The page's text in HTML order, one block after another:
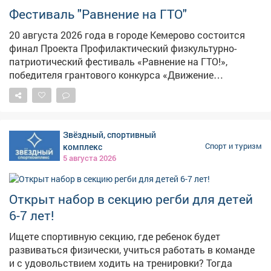
Фестиваль "Равнение на ГТО"
20 августа 2026 года в городе Кемерово состоится
финал Проекта Профилактический физкультурно-
патриотический фестиваль «Равнение на ГТО!»,
победителя грантового конкурса «Движение
Первых-2026». В мероприятии примут участие
победители муниципального этапа проектной
Кузбасса. Состав команды 6 человек, 3 участника из
числа несовершеннолетних, состоящих на различного
вида профилактических учетов и 3 участника из числа
объединений. Фестиваль начнётся с инструктажа и
разминки с участием Талисманов ГТО. Торжественное
открытие мероприятия станет настоящим
праздником единения и гордости за нашу Родину.
Затем команды примут участие в состязаниях.
Участники должны будут преодолеть физкультурно-
спортивную и военно-патриотическую полосу
Звёздный, спортивный
комплекс
5 августа 2026
Спорт и туризм
Открыт набор в секцию регби для детей
6-7 лет!
Ищете спортивную секцию, где ребенок будет
развиваться физически, учиться работать в команде
и с удовольствием ходить на тренировки? Тогда